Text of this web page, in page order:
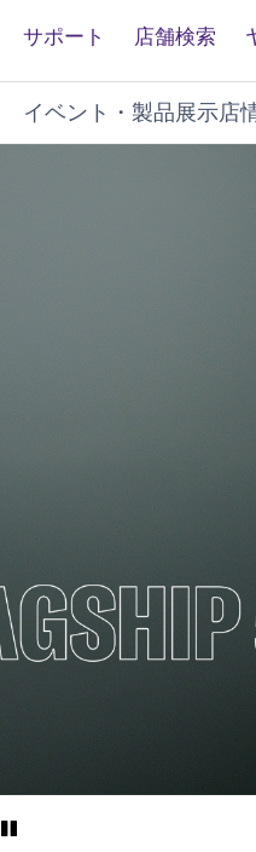
サポート 店舗検索
イベント・製品展示店
Play/Pause